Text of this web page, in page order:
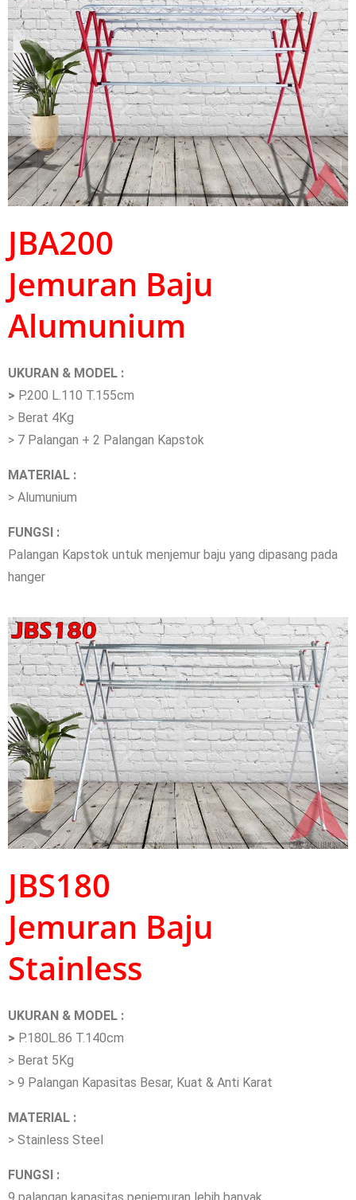
JBA200
Jemuran Baju
Alumunium
UKURAN & MODEL :
> P.200 L.110 T.155cm
> Berat 4Kg
> 7 Palangan + 2 Palangan Kapstok
MATERIAL :
> Alumunium
FUNGSI :
Palangan Kapstok untuk menjemur baju yang dipasang pada
hanger
JBS180
Jemuran Baju
Stainless
UKURAN & MODEL :
> P.180L.86 T.140cm
> Berat 5Kg
> 9 Palangan Kapasitas Besar, Kuat & Anti Karat
MATERIAL :
> Stainless Steel
FUNGSI :